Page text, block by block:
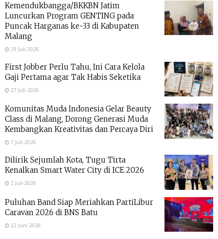
Kemendukbangga/BKKBN Jatim
Luncurkan Program GENTING pada
Puncak Harganas ke-33 di Kabupaten
Malang
29 Juli 2026
First Jobber Perlu Tahu, Ini Cara Kelola
Gaji Pertama agar Tak Habis Seketika
27 Juli 2026
Komunitas Muda Indonesia Gelar Beauty
Class di Malang, Dorong Generasi Muda
Kembangkan Kreativitas dan Percaya Diri
7 Juli 2026
Dilirik Sejumlah Kota, Tugu Tirta
Kenalkan Smart Water City di ICE 2026
2 Juli 2026
Puluhan Band Siap Meriahkan PartiLibur
Caravan 2026 di BNS Batu
22 Juni 2026